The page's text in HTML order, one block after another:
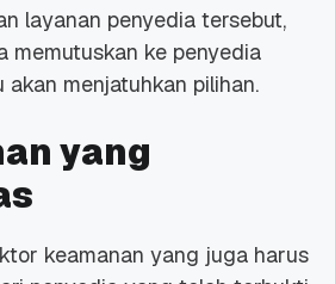
layanan penyedia tersebut,
memutuskan ke penyedia
akan menjatuhkan pilihan.
yang
keamanan yang juga harus